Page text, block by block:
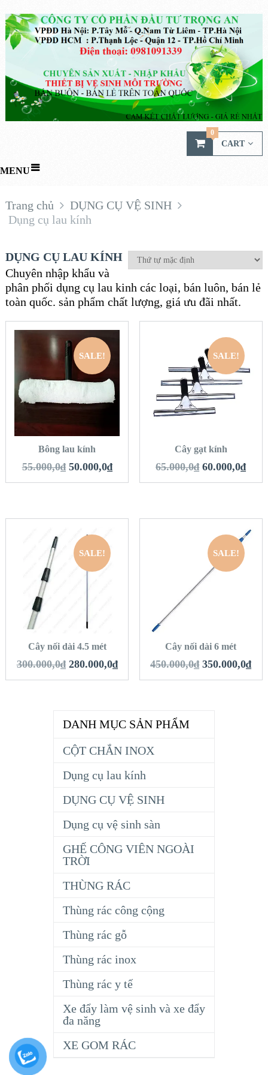
CART
0
MENU
Trang chủ
DỤNG CỤ VỆ SINH
Dụng cụ lau kính
DỤNG CỤ LAU KÍNH
Chuyên nhập khẩu và
phân phối dụng cụ lau kinh các loại, bán luôn, bán lẻ
toàn quốc. sản phẩm chất lượng, giá ưu đãi nhất.
SALE!
QUICK LOOK
VIEW DETAILS
THÊM VÀO GIỎ
HÀNG
Bông lau kính
55.000,0₫ 50.000,0₫
SALE!
QUICK LOOK
VIEW DETAILS
THÊM VÀO GIỎ
Cây gạt kính
65.000,0₫ 60.000,0₫
SALE!
QUICK LOOK
VIEW DETAILS
THÊM VÀO GIỎ
Cây nối dài 4.5 mét
300.000,0₫ 280.000,0₫
SALE!
QUICK LOOK
VIEW DETAILS
THÊM VÀO GIỎ
Cây nối dài 6 mét
450.000,0₫ 350.000,0₫
DANH MỤC SẢN PHẨM
CỘT CHẮN INOX
Dụng cụ lau kính
DỤNG CỤ VỆ SINH
Dụng cụ vệ sinh sàn
GHẾ CÔNG VIÊN NGOÀI
TRỜI
THÙNG RÁC
Thùng rác công cộng
Thùng rác gỗ
Thùng rác inox
Thùng rác y tế
Xe đẩy làm vệ sinh và xe đẩy
đa năng
XE GOM RÁC